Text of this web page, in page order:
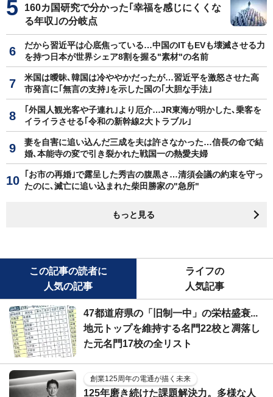
160カ国研究で分かった｢幸福を感じにくくな
る年収｣の分岐点
だから習近平は心底焦っている…中国のITもEVも壊滅させる力
を持つ日本が世界シェア8割を握る"素材"の名前
米国は曖昧､韓国は冷ややかだったが…習近平を激怒させた高
市発言に｢無言の支持｣を示した国の｢大胆な手法｣
｢外国人観光客や子連れ｣より厄介…JR東海が明かした､乗客を
イライラさせる｢令和の新幹線2大トラブル｣
妻を自害に追い込んだ三成を夫は許さなかった…信長の命で結
婚､本能寺の変で引き裂かれた戦国一の熱愛夫婦
｢お市の再婚｣で露呈した秀吉の腹黒さ…清須会議の約束を守っ
たのに､滅亡に追い込まれた柴田勝家の"急所"
もっと見る
この記事の読者に
人気の記事
ライフの
人気記事
47都道府県の「旧制一中」の栄枯盛衰...
地元トップを維持する名門22校と凋落し
た元名門17校の全リスト
創業125周年の電通が描く未来
125年磨き続けた課題解決力。多様な人